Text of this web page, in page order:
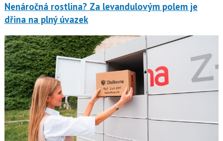
Nenáročná rostlina? Za levandulovým polem je
dřina na plný úvazek